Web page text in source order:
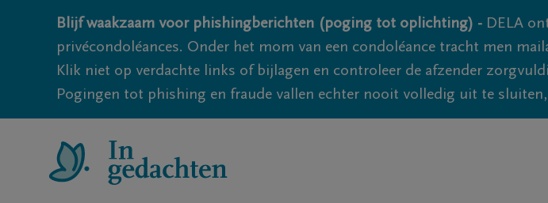
Blijf waakzaam voor phishingberichten (poging tot oplichting) - DELA
privécondoléances. Onder het mom van een condoléance tracht men
Klik niet op verdachte links of bijlagen en controleer de afzender
Pogingen tot phishing en fraude vallen echter nooit volledig uit te